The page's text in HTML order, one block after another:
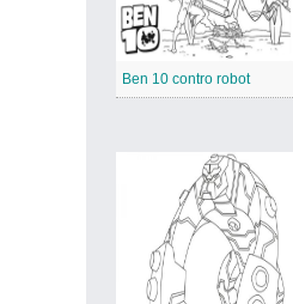
Ben 10 contro robot